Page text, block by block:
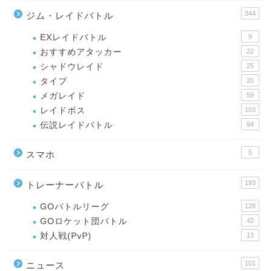
ジム・レイドバトル 344
EXレイドバトル 9
おすすめアタッカー 22
シャドウレイド 25
タイプ 20
メガレイド 59
レイドボス 103
伝説レイドバトル 94
スマホ 5
トレーナーバトル 193
GOバトルリーグ 128
GOロケット団バトル 42
対人戦(PvP) 13
ニュース 101